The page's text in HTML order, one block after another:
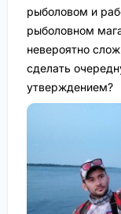
рыболовом и
рыболовном
невероятно
сделать
утверждением?